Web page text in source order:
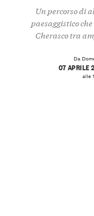
Un percorso di
paesaggistico
Cherasco tra
Da
07 APRILE
alle